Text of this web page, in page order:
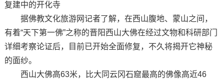
复建中的开化寺
据佛教文化旅游网记者了解，在西山腹地、蒙山之间，
有着“天下第一佛”之称的晋阳西山大佛在经过文物和科研部门
详细考察论证后，目前已开始全面修复，不久将揭开它神秘
的面纱。
西山大佛高63米，比大同云冈石窟最高的佛像高近46